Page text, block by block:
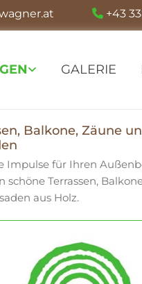
 +43
GALERIE
Balkone, Zäune
Impulse für Ihren
schöne Terrassen,
aus Holz.